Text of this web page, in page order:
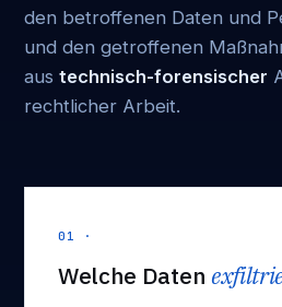
den betroffenen Daten und
und den getroffenen
aus technisch-forensischer
rechtlicher Arbeit.
01 ·
Welche Daten